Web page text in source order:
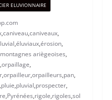
ELUVIONNAIRE
,caniveau,caniveaux,
,éluviaux,érosion,
montagnes ariègeoises,
,orpaillage,
,orpailleur,orpailleurs,pan,
,pluie,pluvial,prospecter,
,Pyrénées,rigole,rigoles,sol